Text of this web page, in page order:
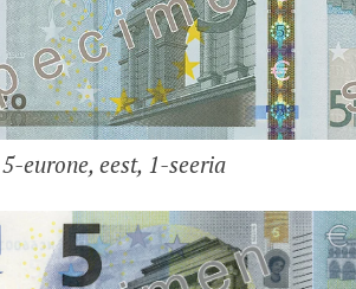
5-eurone, eest, 1-seeria